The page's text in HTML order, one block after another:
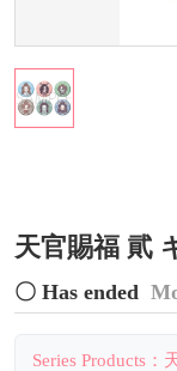
天官賜福 貮
〇 Has ended
Series Products